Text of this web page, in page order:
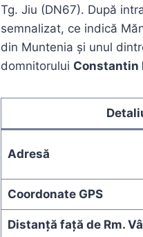
Tg. Jiu (DN67). După
semnalizat, ce indică
din Muntenia și unul
domnitorului Constantin
Adresă
Coordonate GPS
Distanță față de Rm.